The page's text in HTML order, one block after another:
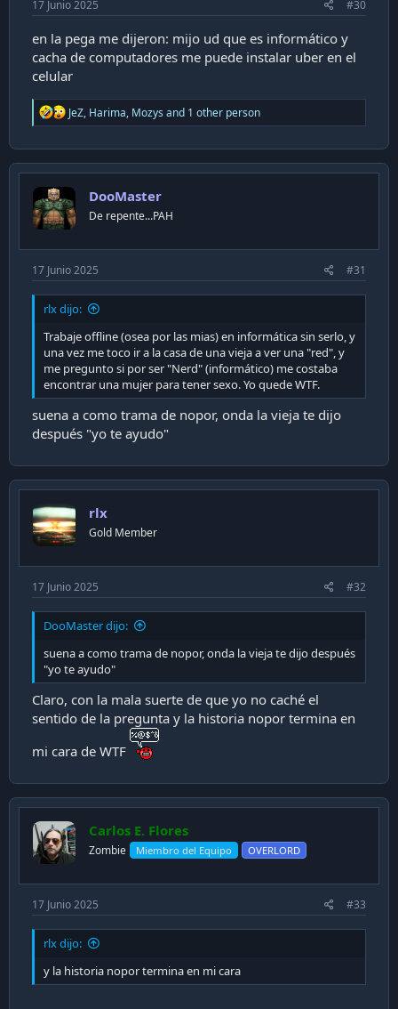
17 Junio 2025 #30
en la pega me dijeron: mijo ud que es informático y
cacha de computadores me puede instalar uber en el
celular
R
e
c
t
o
n
s
JeZ, Harima, Mozys and 1 other person
DooMaster
De repente...PAH
17 Junio 2025 #31
rlx dijo:
Trabaje offline (osea por las mias) en informática sin serlo, y
una vez me toco ir a la casa de una vieja a ver una "red", y
me pregunto si por ser "Nerd" (informático) me costaba
encontrar una mujer para tener sexo. Yo quede WTF.
suena a como trama de nopor, onda la vieja te dijo
después "yo te ayudo"
rlx
Gold Member
17 Junio 2025 #32
DooMaster dijo:
suena a como trama de nopor, onda la vieja te dijo después
"yo te ayudo"
Claro, con la mala suerte de que yo no caché el
sentido de la pregunta y la historia nopor termina en
mi cara de WTF
Carlos E. Flores
Zombie Miembro del Equipo OVERLORD
17 Junio 2025 #33
rlx dijo:
y la historia nopor termina en mi cara